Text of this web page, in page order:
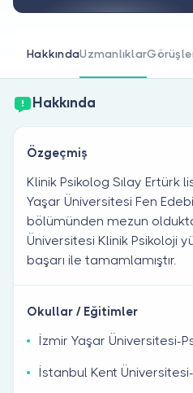
HakkındaUzmanlıklar
Hakkında
Özgeçmiş
Klinik Psikolog Sılay Ertürk
Yaşar Üniversitesi Fen
bölümünden mezun
Üniversitesi Klinik Psikoloji
başarı ile tamamlamıştır.
Okullar / Eğitimler
İzmir Yaşar Üniversitesi-
İstanbul Kent